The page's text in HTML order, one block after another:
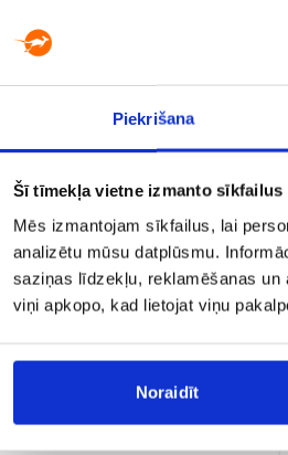
Piekrišana
Šī tīmekļa vietne izmanto sīkfailus
Mēs izmantojam sīkfailus, lai
analizētu mūsu datplūsmu.
saziņas līdzekļu, reklamēšanas
viņi apkopo, kad lietojat viņu
Noraidīt